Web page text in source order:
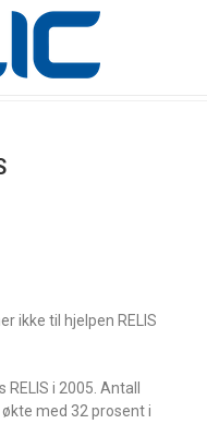
ikke til hjelpen RELIS
i 2005. Antall
med 32 prosent i